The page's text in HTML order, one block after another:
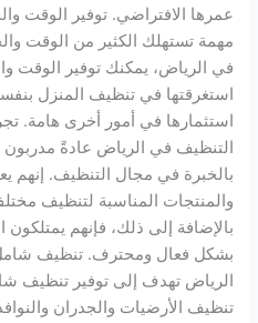
عمرها الافتراضي. توفير الوقت
مهمة تستهلك الكثير من الوقت
في الرياض، يمكنك توفير الوقت
استغرقتها في تنظيف المنزل
استثمارها في أمور أخرى هامة.
التنظيف في الرياض عادةً
بالخبرة في مجال التنظيف. إنهم
والمنتجات المناسبة لتنظيف
بالإضافة إلى ذلك، فإنهم يمتلكون
بشكل فعال ومحترف. تنظيف
الرياض تهدف إلى توفير تنظيف
تنظيف الأرضيات والجدران والنوافذ